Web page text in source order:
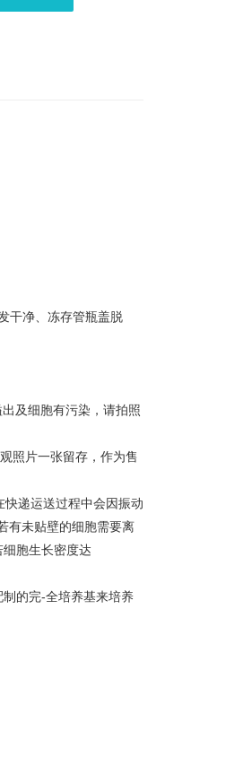
干净、冻存管瓶盖脱
及细胞有污染，请拍照
照片一张留存，作为售
递运送过程中会因振动
有未贴壁的细胞需要离
胞生长密度达
的完-全培养基来培养